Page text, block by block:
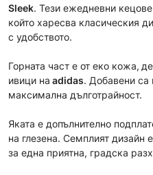
Sleek. Тези ежедневни
който харесва класическия
с удобството.
Горната част е от еко кожа,
ивици на adidas. Добавени са
максимална дълготрайност.
Яката е допълнително
на глезена. Семплият дизайн
за една приятна, градска